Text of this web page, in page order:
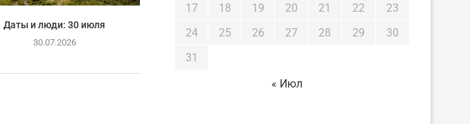
Даты и люди: 30 июля
30.07.2026
17
18 19 20 21 22
23
24
25 26 27 28 29
30
31
« Июл